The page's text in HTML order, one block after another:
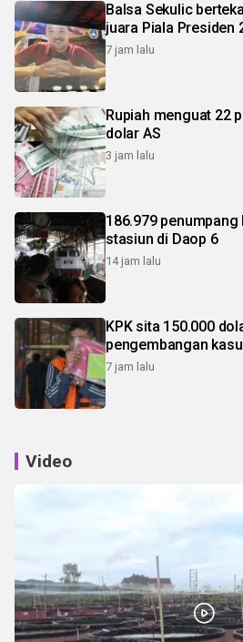
Balsa Sekulic
juara Piala Presiden
7 jam lalu
Rupiah menguat 22
dolar AS
3 jam lalu
186.979
stasiun di Daop 6
14 jam lalu
KPK sita 150.000
pengembangan
7 jam lalu
Video